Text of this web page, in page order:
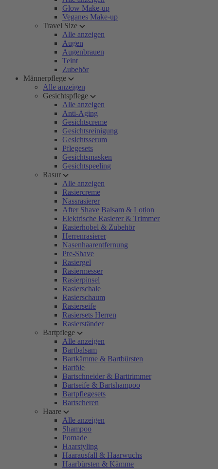
Glow Make-up
Veganes Make-up
Travel Size
Alle anzeigen
Augen
Augenbrauen
Teint
Zubehör
Männerpflege
Alle anzeigen
Gesichtspflege
Alle anzeigen
Anti-Aging
Gesichtscreme
Gesichtsreinigung
Gesichtsserum
Pflegesets
Gesichtsmasken
Gesichtspeeling
Rasur
Alle anzeigen
Rasiercreme
Nassrasierer
After Shave Balsam & Lotion
Elektrische Rasierer & Trimmer
Rasierhobel & Zubehör
Herrenrasierer
Nasenhaarentfernung
Pre-Shave
Rasiergel
Rasiermesser
Rasierpinsel
Rasierschale
Rasierschaum
Rasierseife
Rasiersets Herren
Rasierständer
Bartpflege
Alle anzeigen
Bartbalsam
Bartkämme & Bartbürsten
Bartöle
Bartschneider & Barttrimmer
Bartseife & Bartshampoo
Bartpflegesets
Bartscheren
Haare
Alle anzeigen
Shampoo
Pomade
Haarstyling
Haarausfall & Haarwuchs
Haarbürsten & Kämme